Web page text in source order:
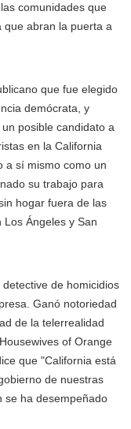
comunidades que
que abran la puerta a
que fue elegido
demócrata, y
posible candidato a
en la California
a sí mismo como un
su trabajo para
hogar fuera de las
Ángeles y San
de homicidios
Ganó notoriedad
de la telerrealidad
of Orange
que "California está
de nuestras
se ha desempeñado